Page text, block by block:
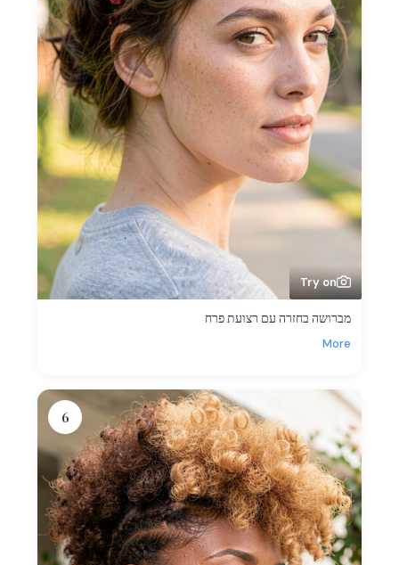
Try on
מברושה בחזרה עם רצועת פרח
More
6